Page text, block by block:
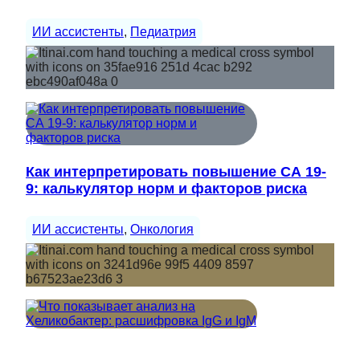
ИИ ассистенты, Педиатрия
Как интерпретировать повышение СА 19-
9: калькулятор норм и факторов риска
ИИ ассистенты, Онкология